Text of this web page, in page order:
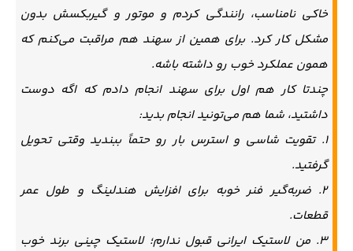
خاکی نامناسب، رانندگی کردم و موتور و گیربکسش بدون
مشکل کار کرد. برای همین از سهند هم مراقبت می‌کنم که
همون عملکرد خوب رو داشته باشه.
چندتا کار هم اول برای سهند انجام دادم که اگه دوست
داشتید، شما هم می‌تونید انجام بدید:
1. تقویت شاسی و استرس بار رو حتماً ببندید وقتی تحویل
گرفتید.
2. ضربه‌گیر فنر خوبه برای افزایش هندلینگ و طول عمر
قطعات.
3. من لاستیک ایرانی قبول ندارم؛ لاستیک چینی برند خوب